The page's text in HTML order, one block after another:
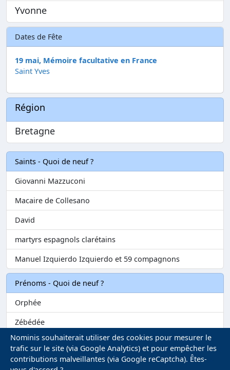
Yvonne
Dates de Fête
19 mai, Mémoire facultative en France
Saint Yves
Région
Bretagne
Saints - Quoi de neuf ?
Giovanni Mazzuconi
Macaire de Collesano
David
martyrs espagnols clarétains
Manuel Izquierdo Izquierdo et 59 compagnons
Prénoms - Quoi de neuf ?
Orphée
Zébédée
Melvil
Matilin
Nominis souhaiterait utiliser des cookies pour mesurer le
trafic sur le site (via Google Analytics) et pour empêcher les
contributions malveillantes (via Google reCaptcha). Êtes-